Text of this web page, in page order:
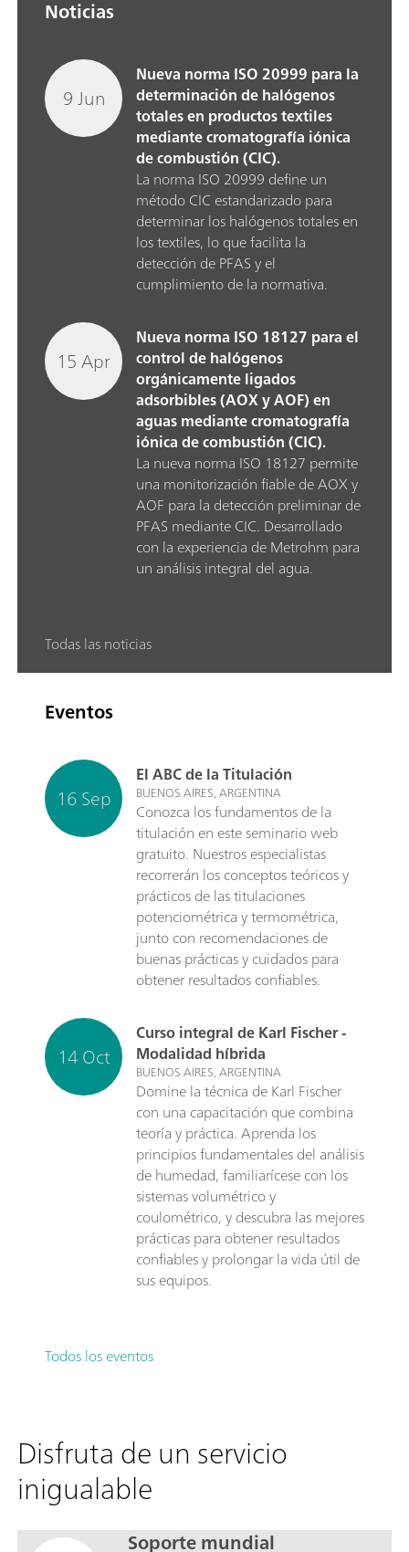
Noticias
9 Jun
Nueva norma ISO 20999 para la
determinación de halógenos
totales en productos textiles
mediante cromatografía iónica
de combustión (CIC).
La norma ISO 20999 define un
método CIC estandarizado para
determinar los halógenos totales en
los textiles, lo que facilita la
detección de PFAS y el
cumplimiento de la normativa.
15 Apr
Nueva norma ISO 18127 para el
control de halógenos
orgánicamente ligados
adsorbibles (AOX y AOF) en
aguas mediante cromatografía
iónica de combustión (CIC).
La nueva norma ISO 18127 permite
una monitorización fiable de AOX y
AOF para la detección preliminar de
PFAS mediante CIC. Desarrollado
con la experiencia de Metrohm para
un análisis integral del agua.
Todas las noticias
Eventos
16 Sep
El ABC de la Titulación
BUENOS AIRES, ARGENTINA
Conozca los fundamentos de la
titulación en este seminario web
gratuito. Nuestros especialistas
recorrerán los conceptos teóricos y
prácticos de las titulaciones
potenciométrica y termométrica,
junto con recomendaciones de
buenas prácticas y cuidados para
obtener resultados confiables.
14 Oct
Curso integral de Karl Fischer -
Modalidad híbrida
BUENOS AIRES, ARGENTINA
Domine la técnica de Karl Fischer
con una capacitación que combina
teoría y práctica. Aprenda los
principios fundamentales del análisis
de humedad, familiarícese con los
sistemas volumétrico y
coulométrico, y descubra las mejores
prácticas para obtener resultados
confiables y prolongar la vida útil de
sus equipos.
Todos los eventos
Disfruta de un servicio
inigualable
Soporte mundial